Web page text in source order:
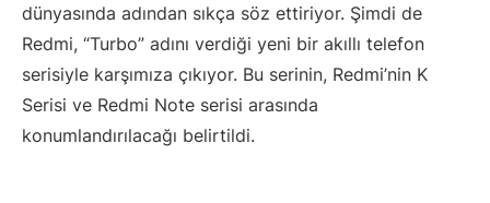
dünyasında adından sıkça söz ettiriyor. Şimdi de
Redmi, “Turbo” adını verdiği yeni bir akıllı telefon
serisiyle karşımıza çıkıyor. Bu serinin, Redmi’nin K
Serisi ve Redmi Note serisi arasında
konumlandırılacağı belirtildi.